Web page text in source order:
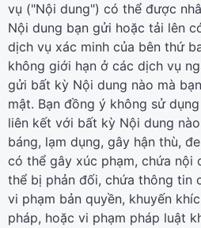
vụ ("Nội dung") có thể được
Nội dung bạn gửi hoặc tải lên
dịch vụ xác minh của bên thứ
không giới hạn ở các dịch vụ
gửi bất kỳ Nội dung nào mà
mật. Bạn đồng ý không sử
liên kết với bất kỳ Nội dung
báng, lạm dụng, gây hận thù,
có thể gây xúc phạm, chứa nội
thể bị phản đối, chứa thông tin
vi phạm bản quyền, khuyến
pháp, hoặc vi phạm pháp luật